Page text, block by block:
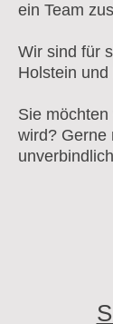
ein Team
Wir sind für
Holstein
Sie
wird? Gerne